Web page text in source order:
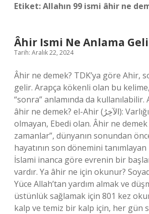
Etiket:Allahın 99 ismi âhir ne
Âhir Ismi Ne Anlama
Tarih: Aralık 22, 2024
Âhir ne demek? TDK’ya göre Ahir,
gelir. Arapça kökenli olan bu
“sonra” anlamında da kullanılabilir.
âhir ne demek? el-Ahir (الآخِرُ): Varlığının sonu
olmayan, Ebedi olan. Âhir ne demek
zamanlar”, dünyanın sonundan
hayatının son dönemini
İslami inanca göre evrenin bir
vardır. Ya âhir ne için okunur?
Yüce Allah’tan yardım almak ve
üstünlük sağlamak için 801 kez
kalp ve temiz bir kalp için, her gün